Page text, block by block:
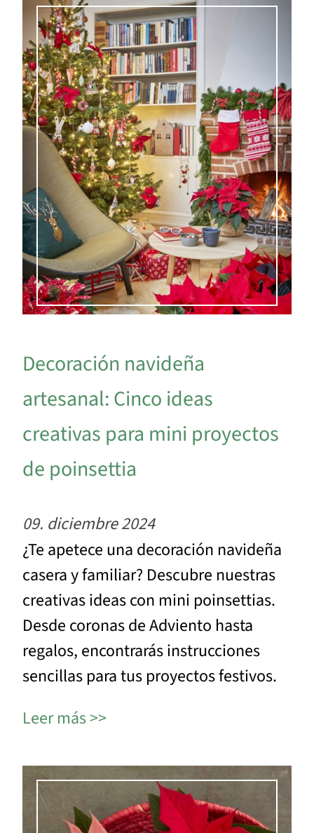
Decoración navideña
artesanal: Cinco ideas
creativas para mini proyectos
de poinsettia
09. diciembre 2024
¿Te apetece una decoración navideña
casera y familiar? Descubre nuestras
creativas ideas con mini poinsettias.
Desde coronas de Adviento hasta
regalos, encontrarás instrucciones
sencillas para tus proyectos festivos.
Leer más